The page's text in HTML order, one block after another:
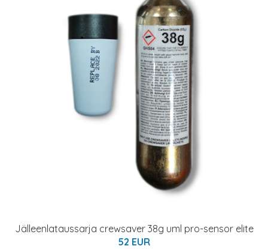
Jälleenlataussarja crewsaver 38g uml pro-sensor elite
52 EUR